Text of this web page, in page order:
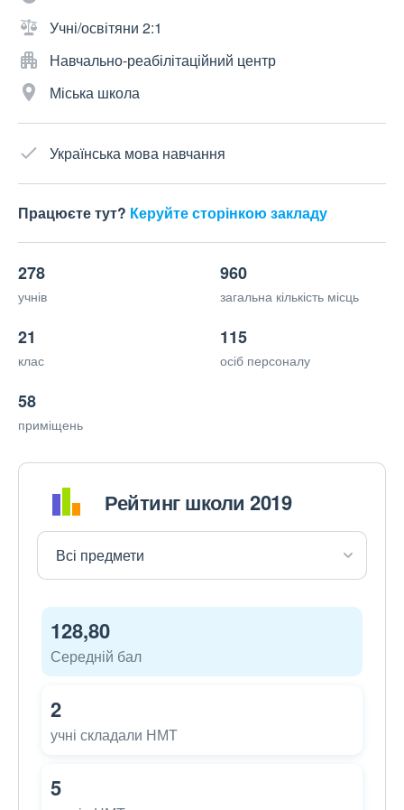
Учні/освітяни 2:1
Навчально-реабілітаційний центр
Міська школа
Українська мова навчання
Працюєте тут? Керуйте сторінкою закладу
278
учнів
960
загальна кількість місць
21
клас
115
осіб персоналу
58
приміщень
Рейтинг школи 2019
128,80
Середній бал
2
учні складали НМТ
5